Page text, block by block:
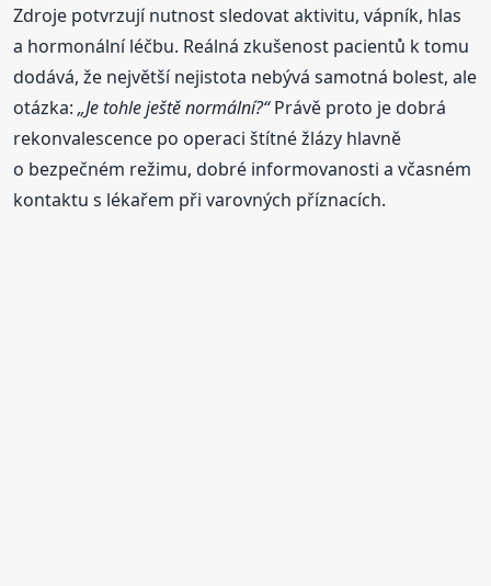
Zdroje potvrzují nutnost sledovat aktivitu, vápník, hlas
a hormonální léčbu. Reálná zkušenost pacientů k tomu
dodává, že největší nejistota nebývá samotná bolest, ale
otázka:„Je tohle ještě normální?“Právě proto je dobrá
rekonvalescence po operaci štítné žlázy hlavně
o bezpečném režimu, dobré informovanosti a včasném
kontaktu s lékařem při varovných příznacích.